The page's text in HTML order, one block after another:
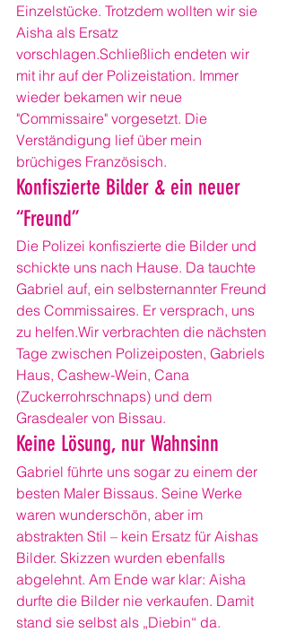
Einzelstücke. Trotzdem wollten wir sie
Aisha als Ersatz
vorschlagen.Schließlich endeten wir
mit ihr auf der Polizeistation. Immer
wieder bekamen wir neue
"Commissaire" vorgesetzt. Die
Verständigung lief über mein
brüchiges Französisch.
Konfiszierte Bilder & ein neuer
“Freund”
Die Polizei konfiszierte die Bilder und
schickte uns nach Hause. Da tauchte
Gabriel auf, ein selbsternannter Freund
des Commissaires. Er versprach, uns
zu helfen.Wir verbrachten die nächsten
Tage zwischen Polizeiposten, Gabriels
Haus, Cashew-Wein, Cana
(Zuckerrohrschnaps) und dem
Grasdealer von Bissau.
Keine Lösung, nur Wahnsinn
Gabriel führte uns sogar zu einem der
besten Maler Bissaus. Seine Werke
waren wunderschön, aber im
abstrakten Stil – kein Ersatz für Aishas
Bilder. Skizzen wurden ebenfalls
abgelehnt. Am Ende war klar: Aisha
durfte die Bilder nie verkaufen. Damit
stand sie selbst als „Diebin“ da.